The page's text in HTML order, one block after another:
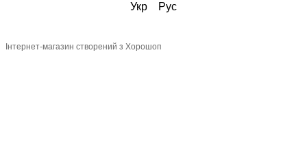
Укр Рус
Інтернет-магазин створений з Хорошоп